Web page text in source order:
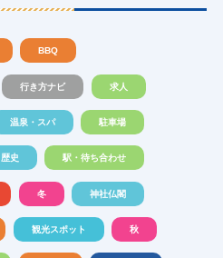
BBQ
行き方ナビ 求人
温泉・スパ 駐車場
歴史 駅・待ち合わせ
冬 神社仏閣
観光スポット 秋